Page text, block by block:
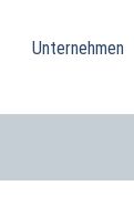
Unternehmen